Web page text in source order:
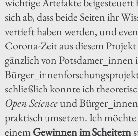
sich ab, dass beide Seiten ihr
vertieft haben werden, und
Corona-Zeit aus diesem Projekt
gänzlich von Potsdamer_innen
schließlich konnte ich
Open Scienceund
praktisch umsetzen. Ich
einemGewinnen im Scheitern